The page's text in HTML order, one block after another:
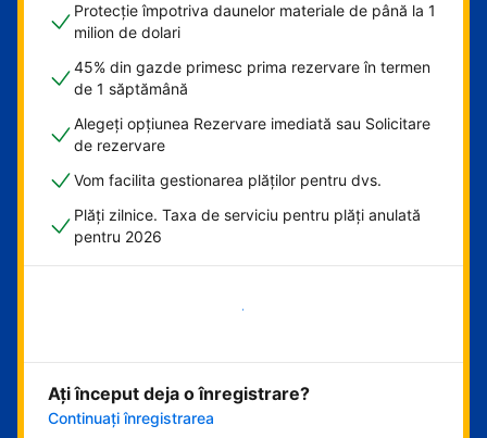
Protecție împotriva daunelor materiale de până la 1
milion de dolari
45% din gazde primesc prima rezervare în termen
de 1 săptămână
Alegeți opțiunea Rezervare imediată sau Solicitare
de rezervare
Vom facilita gestionarea plăților pentru dvs.
Plăți zilnice. Taxa de serviciu pentru plăți anulată
pentru 2026
Începeți acum
Ați început deja o înregistrare?
Continuați înregistrarea